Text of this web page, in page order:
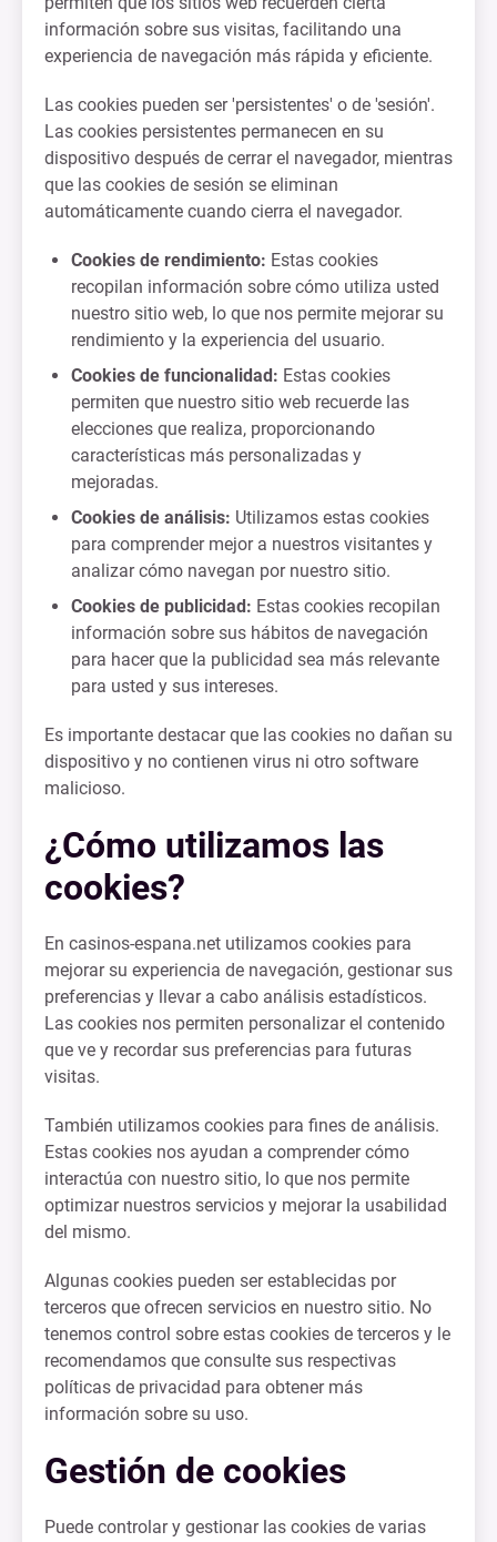
información sobre sus visitas, facilitando una
experiencia de navegación más rápida y eficiente.
Las cookies pueden ser 'persistentes' o de 'sesión'.
Las cookies persistentes permanecen en su
dispositivo después de cerrar el navegador, mientras
que las cookies de sesión se eliminan
automáticamente cuando cierra el navegador.
Cookies de rendimiento: Estas cookies
recopilan información sobre cómo utiliza usted
nuestro sitio web, lo que nos permite mejorar su
rendimiento y la experiencia del usuario.
Cookies de funcionalidad: Estas cookies
permiten que nuestro sitio web recuerde las
elecciones que realiza, proporcionando
características más personalizadas y
mejoradas.
Cookies de análisis: Utilizamos estas cookies
para comprender mejor a nuestros visitantes y
analizar cómo navegan por nuestro sitio.
Cookies de publicidad: Estas cookies recopilan
información sobre sus hábitos de navegación
para hacer que la publicidad sea más relevante
para usted y sus intereses.
Es importante destacar que las cookies no dañan su
dispositivo y no contienen virus ni otro software
malicioso.
¿Cómo utilizamos las
cookies?
En casinos-espana.net utilizamos cookies para
mejorar su experiencia de navegación, gestionar sus
preferencias y llevar a cabo análisis estadísticos.
Las cookies nos permiten personalizar el contenido
que ve y recordar sus preferencias para futuras
visitas.
También utilizamos cookies para fines de análisis.
Estas cookies nos ayudan a comprender cómo
interactúa con nuestro sitio, lo que nos permite
optimizar nuestros servicios y mejorar la usabilidad
del mismo.
Algunas cookies pueden ser establecidas por
terceros que ofrecen servicios en nuestro sitio. No
tenemos control sobre estas cookies de terceros y le
recomendamos que consulte sus respectivas
políticas de privacidad para obtener más
información sobre su uso.
Gestión de cookies
Puede controlar y gestionar las cookies de varias